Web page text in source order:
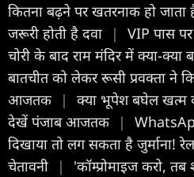
कितना बढ़ने पर खतरनाक हो
जरूरी होती है दवा
|
VIP पास पर
चोरी के बाद राम मंदिर में क्या-क्या
बातचीत को लेकर रूसी प्रवक्ता ने
आजतक
|
क्या भूपेश बघेल खत्म
देखें पंजाब आजतक
|
दिखाया तो लग सकता है जुर्माना!
चेतावनी
|
'कॉम्प्रोमाइज करो,